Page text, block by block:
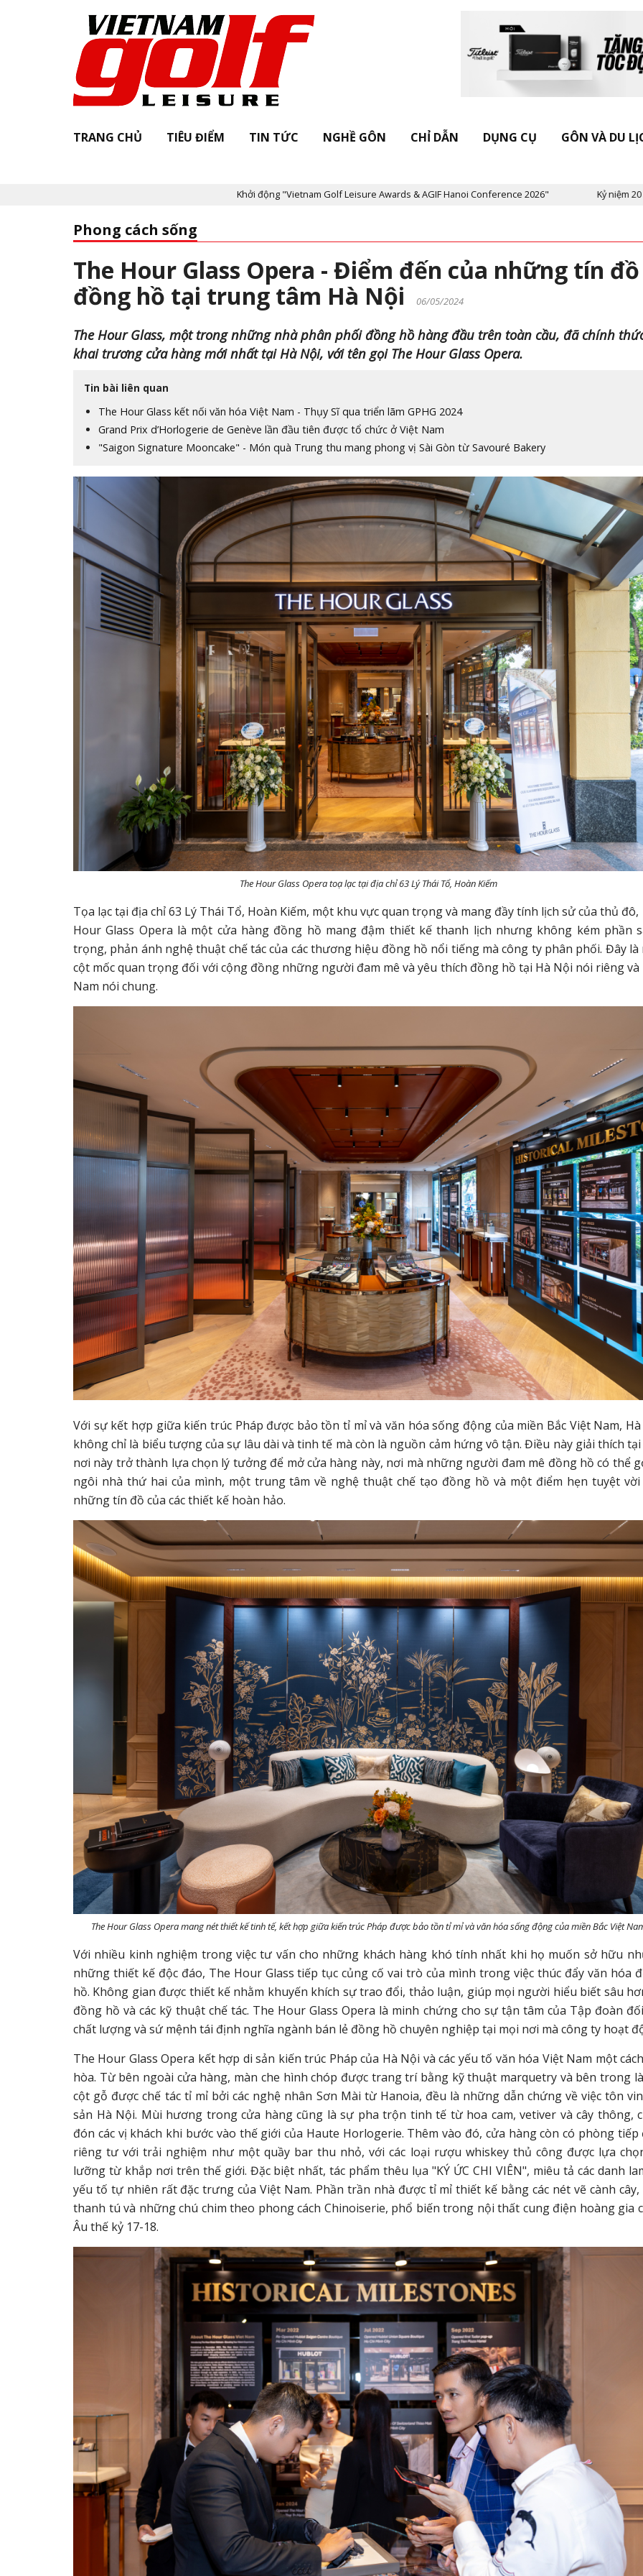
TRANG CHỦ TIÊU ĐIỂM TIN TỨC NGHỀ GÔN CHỈ DẪN DỤNG CỤ GÔN VÀ DU
Khởi động "Vietnam Golf Leisure Awards & AGIF Hanoi Conference 2026" Kỷ niệm 20 năm Tạp chí Vietnam
Phong cách sống
The Hour Glass Opera - Điểm đến của những tín đồ
đồng hồ tại trung tâm Hà Nội
06/05/2024
The Hour Glass, một trong những nhà phân phối đồng hồ hàng đầu trên toàn cầu, đã chính
khai trương cửa hàng mới nhất tại Hà Nội, với tên gọi The Hour Glass Opera.
Tin bài liên quan
The Hour Glass kết nối văn hóa Việt Nam - Thụy Sĩ qua triển lãm GPHG 2024
Grand Prix d’Horlogerie de Genève lần đầu tiên được tổ chức ở Việt Nam
"Saigon Signature Mooncake" - Món quà Trung thu mang phong vị Sài Gòn từ Savouré Bakery
The Hour Glass Opera toạ lạc tại địa chỉ 63 Lý Thái Tổ, Hoàn Kiếm
Tọa lạc tại địa chỉ 63 Lý Thái Tổ, Hoàn Kiếm, một khu vực quan trọng và mang đầy tính lịch sử của thủ đô,
Hour Glass Opera là một cửa hàng đồng hồ mang đậm thiết kế thanh lịch nhưng không kém phần
trọng, phản ánh nghệ thuật chế tác của các thương hiệu đồng hồ nổi tiếng mà công ty phân phối. Đây là
cột mốc quan trọng đối với cộng đồng những người đam mê và yêu thích đồng hồ tại Hà Nội nói riêng và
Nam nói chung.
Với sự kết hợp giữa kiến trúc Pháp được bảo tồn tỉ mỉ và văn hóa sống động của miền Bắc Việt Nam,
không chỉ là biểu tượng của sự lâu dài và tinh tế mà còn là nguồn cảm hứng vô tận. Điều này giải thích
nơi này trở thành lựa chọn lý tưởng để mở cửa hàng này, nơi mà những người đam mê đồng hồ có thể
ngôi nhà thứ hai của mình, một trung tâm về nghệ thuật chế tạo đồng hồ và một điểm hẹn tuyệt vời
những tín đồ của các thiết kế hoàn hảo.
The Hour Glass Opera mang nét thiết kế tinh tế, kết hợp giữa kiến trúc Pháp được bảo tồn tỉ mỉ và văn hóa sống động của miền Bắc Việt
Với nhiều kinh nghiệm trong việc tư vấn cho những khách hàng khó tính nhất khi họ muốn sở hữu
những thiết kế độc đáo, The Hour Glass tiếp tục củng cố vai trò của mình trong việc thúc đẩy văn hóa
hồ. Không gian được thiết kế nhằm khuyến khích sự trao đổi, thảo luận, giúp mọi người hiểu biết sâu
đồng hồ và các kỹ thuật chế tác. The Hour Glass Opera là minh chứng cho sự tận tâm của Tập đoàn
chất lượng và sứ mệnh tái định nghĩa ngành bán lẻ đồng hồ chuyên nghiệp tại mọi nơi mà công ty hoạt
The Hour Glass Opera kết hợp di sản kiến trúc Pháp của Hà Nội và các yếu tố văn hóa Việt Nam một
hòa. Từ bên ngoài cửa hàng, màn che hình chóp được trang trí bằng kỹ thuật marquetry và bên trong
cột gỗ được chế tác tỉ mỉ bởi các nghệ nhân Sơn Mài từ Hanoia, đều là những dẫn chứng về việc tôn
sản Hà Nội. Mùi hương trong cửa hàng cũng là sự pha trộn tinh tế từ hoa cam, vetiver và cây thông,
đón các vị khách khi bước vào thế giới của Haute Horlogerie. Thêm vào đó, cửa hàng còn có phòng tiếp
riêng tư với trải nghiệm như một quầy bar thu nhỏ, với các loại rượu whiskey thủ công được lựa
lưỡng từ khắp nơi trên thế giới. Đặc biệt nhất, tác phẩm thêu lụa "KÝ ỨC CHI VIÊN", miêu tả các danh
yếu tố tự nhiên rất đặc trưng của Việt Nam. Phần trần nhà được tỉ mỉ thiết kế bằng các nét vẽ cành cây,
thanh tú và những chú chim theo phong cách Chinoiserie, phổ biến trong nội thất cung điện hoàng gia
Âu thế kỷ 17-18.